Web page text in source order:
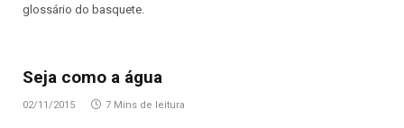
glossário do basquete.
Seja como a água
02/11/2015 7 Mins de leitura